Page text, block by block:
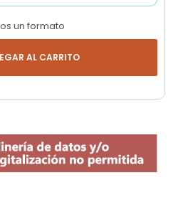
un formato
AL CARRITO